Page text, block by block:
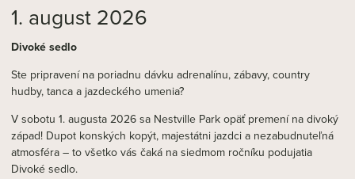
1. august 2026
Divoké sedlo
Ste pripravení na poriadnu dávku adrenalínu, zábavy, country
hudby, tanca a jazdeckého umenia?
V sobotu 1. augusta 2026 sa Nestville Park opäť premení na divoký
západ! Dupot konských kopýt, majestátni jazdci a nezabudnuteľná
atmosféra – to všetko vás čaká na siedmom ročníku podujatia
Divoké sedlo.